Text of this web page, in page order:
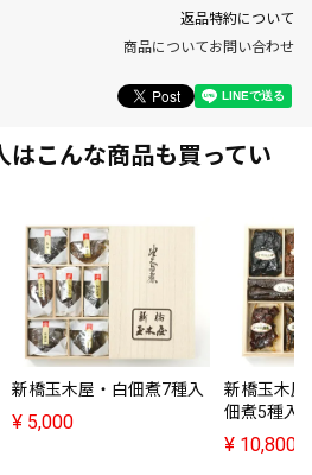
返品特約について
商品についてお問い合わせ
はこんな商品も買ってい
新橋玉木屋・白佃煮7種入
¥ 5,000
新橋玉木
佃煮5種入
¥ 10,800